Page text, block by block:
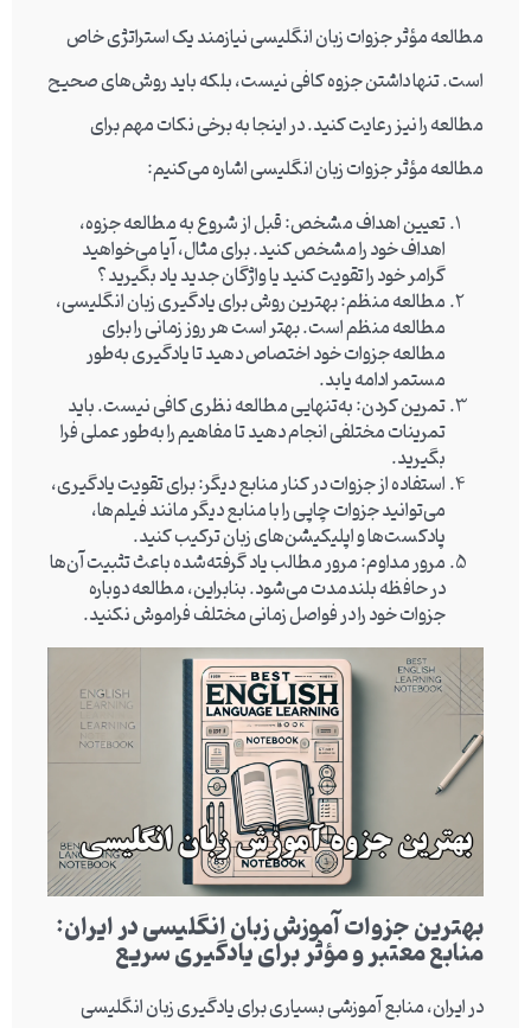
مطالعه مؤثر جزوات زبان انگلیسی نیازمند یک استراتژی خاص
است. تنها داشتن جزوه کافی نیست، بلکه باید روش‌های صحیح
مطالعه را نیز رعایت کنید. در اینجا به برخی نکات مهم برای
مطالعه مؤثر جزوات زبان انگلیسی اشاره می‌کنیم:
تعیین اهداف مشخص: قبل از شروع به مطالعه جزوه،
اهداف خود را مشخص کنید. برای مثال، آیا می‌خواهید
گرامر خود را تقویت کنید یا واژگان جدید یاد بگیرید؟
مطالعه منظم: بهترین روش برای یادگیری زبان انگلیسی،
مطالعه منظم است. بهتر است هر روز زمانی را برای
مطالعه جزوات خود اختصاص دهید تا یادگیری به‌طور
مستمر ادامه یابد.
تمرین کردن: به‌تنهایی مطالعه نظری کافی نیست. باید
تمرینات مختلفی انجام دهید تا مفاهیم را به‌طور عملی فرا
بگیرید.
استفاده از جزوات در کنار منابع دیگر: برای تقویت یادگیری،
می‌توانید جزوات چاپی را با منابع دیگر مانند فیلم‌ها،
پادکست‌ها و اپلیکیشن‌های زبان ترکیب کنید.
مرور مداوم: مرور مطالب یاد گرفته‌شده باعث تثبیت آن‌ها
در حافظه بلندمدت می‌شود. بنابراین، مطالعه دوباره
جزوات خود را در فواصل زمانی مختلف فراموش نکنید.
بهترین جزوات آموزش زبان انگلیسی در ایران:
منابع معتبر و مؤثر برای یادگیری سریع
در ایران، منابع آموزشی بسیاری برای یادگیری زبان انگلیسی